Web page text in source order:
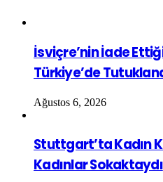
İsviçre’nin İade
Türkiye’de
Ağustos 6, 2026
Stuttgart’ta Kadın
Kadınlar Sokaktaydı